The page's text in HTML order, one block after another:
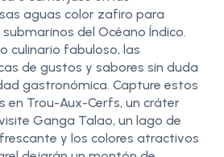
aguas color zafiro para
del Océano Índico.
culinario fabuloso, las
de gustos y sabores sin duda
gastronómica. Capture estos
en Trou-Aux-Cerfs, un cráter
Ganga Talao, un lago de
y los colores atractivos